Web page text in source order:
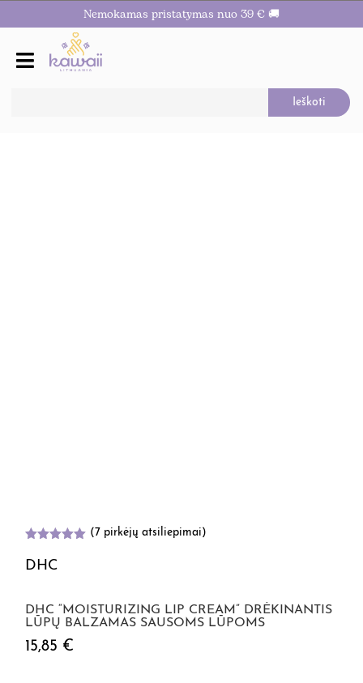
Nemokamas pristatymas nuo 39 € 🚚
:5.00iš 5
(viso
(7 pirkėjų atsiliepimai)
DHC
DHC “MOISTURIZING LIP CREAM” DRĖKINANTIS
LŪPŲ BALZAMAS SAUSOMS LŪPOMS
15,85 €